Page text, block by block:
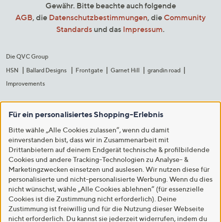
Gewähr. Bitte beachte auch folgende
AGB, die Datenschutzbestimmungen, die Community
Standards und das Impressum.
Die QVC Group
HSN
Ballard Designs Frontgate Garnet Hill
grandin road
Improvements
Für ein personalisiertes Shopping-Erlebnis
Bitte wähle „Alle Cookies zulassen“, wenn du damit
einverstanden bist, dass wir in Zusammenarbeit mit
Drittanbietern auf deinem Endgerät technische & profilbildende
Cookies und andere Tracking-Technologien zu Analyse- &
Marketingzwecken einsetzen und auslesen. Wir nutzen diese für
personalisierte und nicht-personalisierte Werbung. Wenn du dies
nicht wünschst, wähle „Alle Cookies ablehnen“ (für essenzielle
Cookies ist die Zustimmung nicht erforderlich). Deine
Zustimmung ist freiwillig und für die Nutzung dieser Webseite
nicht erforderlich. Du kannst sie jederzeit widerrufen, indem du